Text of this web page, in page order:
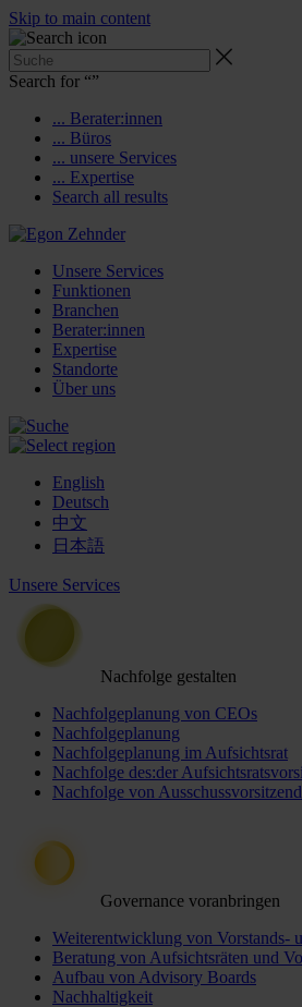
Skip to main content
Search for “”
... Berater:innen
... Büros
... unsere Services
... Expertise
Search all results
Unsere Services
Funktionen
Branchen
Berater:innen
Expertise
Standorte
Über uns
English
Deutsch
中文
日本語
Unsere Services
Nachfolge gestalten
Nachfolgeplanung von CEOs
Nachfolgeplanung
Nachfolgeplanung im Aufsichtsrat
Nachfolge des:der
Nachfolge von
Governance voranbringen
Weiterentwicklung von Vorstands-
Beratung von Aufsichtsräten und
Aufbau von Advisory Boards
Nachhaltigkeit